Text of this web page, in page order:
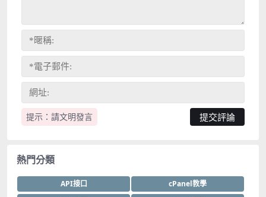
提示：請文明發言
熱門分類
API接口
cPanel教學